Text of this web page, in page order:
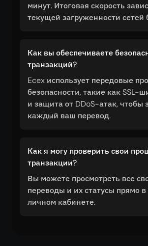
минут. Итоговая скорость
текущей загруженности сетей
Как вы обеспечиваете
транзакций?
Ecex использует передовые
безопасности, такие как SSL-
и защита от DDoS-атак, чтобы
каждый ваш перевод.
Как я могу проверить свои
транзакции?
Вы можете просмотреть все
переводы и их статусы прямо
личном кабинете.